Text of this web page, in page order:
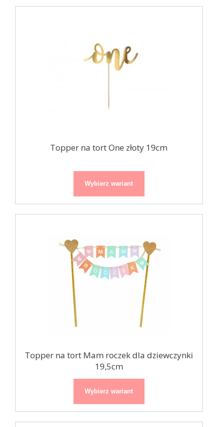
Topper na tort One złoty 19cm
Wybierz wariant
Topper na tort Mam roczek dla dziewczynki
19,5cm
Wybierz wariant